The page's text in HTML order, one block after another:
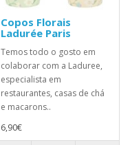
Copos Florais
Ladurée Paris
Temos todo o gosto em
colaborar com a Laduree,
especialista em
restaurantes, casas de chá
e macarons..
6,90€